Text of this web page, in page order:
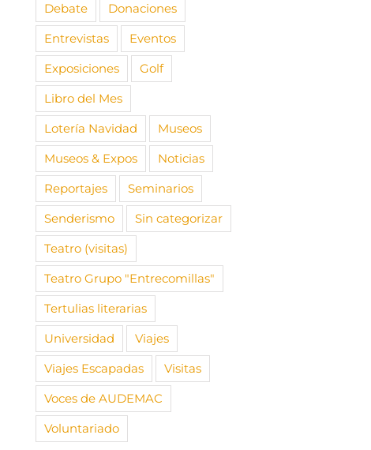
Debate
Donaciones
Entrevistas
Eventos
Exposiciones
Golf
Libro del Mes
Lotería Navidad
Museos
Museos & Expos
Noticias
Reportajes
Seminarios
Senderismo
Sin categorizar
Teatro (visitas)
Teatro Grupo "Entrecomillas"
Tertulias literarias
Universidad
Viajes
Viajes Escapadas
Visitas
Voces de AUDEMAC
Voluntariado